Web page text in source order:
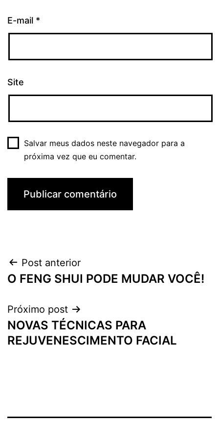
E-mail *
Site
Salvar meus dados neste navegador para a
próxima vez que eu comentar.
Navegação
de
Post
Post anterior
O FENG SHUI PODE MUDAR VOCÊ!
Próximo post
NOVAS TÉCNICAS PARA
REJUVENESCIMENTO FACIAL